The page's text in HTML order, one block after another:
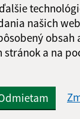
našich
obsah
stránok a na